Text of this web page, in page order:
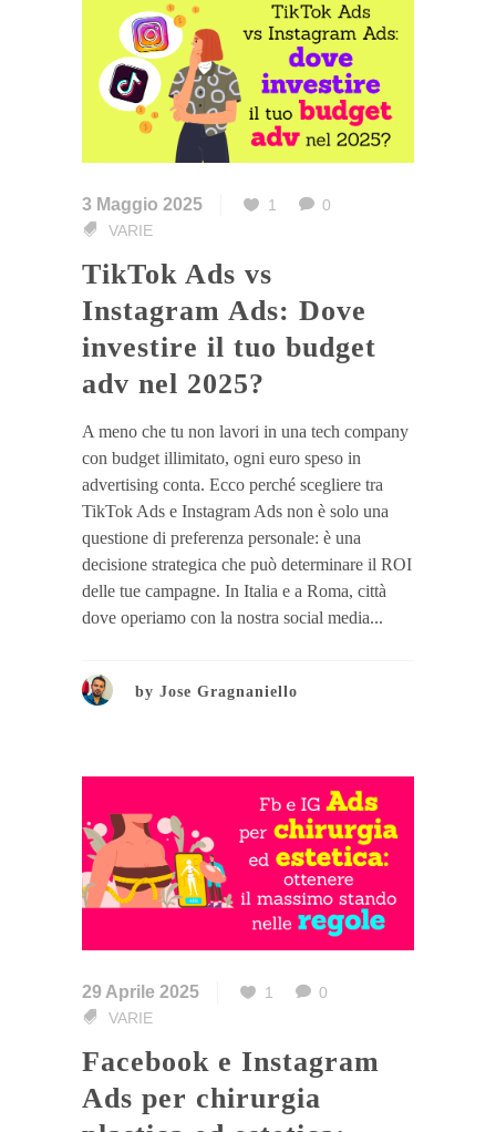
3 Maggio 2025 1
0
VARIE
TikTok Ads vs
Instagram Ads: Dove
investire il tuo budget
adv nel 2025?
A meno che tu non lavori in una tech company
con budget illimitato, ogni euro speso in
advertising conta. Ecco perché scegliere tra
TikTok Ads e Instagram Ads non è solo una
questione di preferenza personale: è una
decisione strategica che può determinare il ROI
delle tue campagne. In Italia e a Roma, città
dove operiamo con la nostra social media...
by Jose Gragnaniello
29 Aprile 2025 1
0
VARIE
Facebook e Instagram
Ads per chirurgia